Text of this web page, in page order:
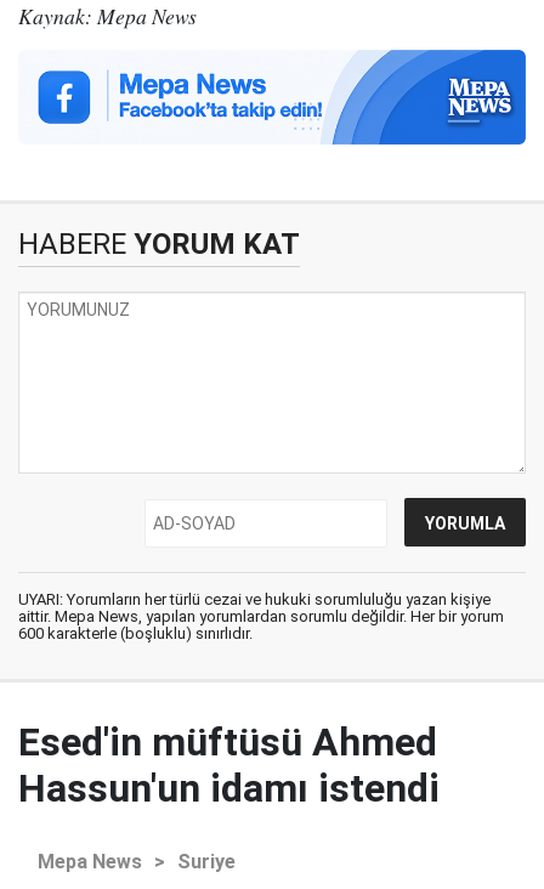
Kaynak: Mepa News
HABERE YORUM KAT
UYARI: Yorumların her türlü cezai ve hukuki sorumluluğu yazan kişiye
aittir. Mepa News, yapılan yorumlardan sorumlu değildir. Her bir yorum
600 karakterle (boşluklu) sınırlıdır.
Esed'in müftüsü Ahmed
Hassun'un idamı istendi
Mepa News > Suriye